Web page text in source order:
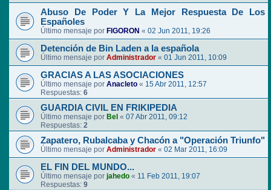
Abuso De Poder Y La Mejor Respuesta De Los
Españoles
Último mensaje por FIGORON « 02 Jun 2011, 19:26
Detención de Bin Laden a la española
Último mensaje por Administrador « 01 Jun 2011, 10:09
GRACIAS A LAS ASOCIACIONES
Último mensaje por Anacleto « 15 Abr 2011, 12:57
Respuestas: 6
GUARDIA CIVIL EN FRIKIPEDIA
Último mensaje por Bel « 07 Abr 2011, 09:12
Respuestas: 2
Zapatero, Rubalcaba y Chacón a "Operación Triunfo"
Último mensaje por Administrador « 02 Mar 2011, 16:09
EL FIN DEL MUNDO...
Último mensaje por jahedo « 11 Feb 2011, 19:07
Respuestas: 9